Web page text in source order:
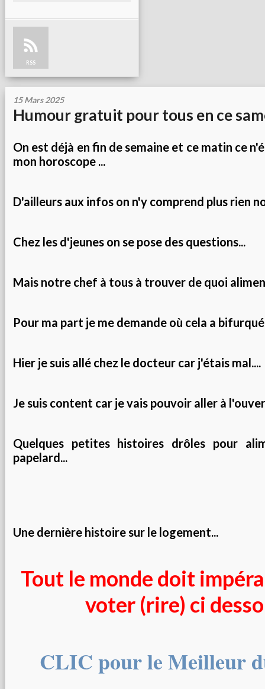
RSS
15 Mars 2025
Humour gratuit pour tous en ce
On est déjà en fin de semaine et ce matin ce
mon horoscope ...
D'ailleurs aux infos on n'y comprend plus rien
Chez les d'jeunes on se pose des questions...
Mais notre chef à tous à trouver de quoi
Pour ma part je me demande où cela a bifurqué
Hier je suis allé chez le docteur car j'étais mal....
Je suis content car je vais pouvoir aller à
Quelques petites histoires drôles pour
papelard...
Une dernière histoire sur le logement...
Tout le monde doit
voter (rire) ci
CLIC pour le Meilleur